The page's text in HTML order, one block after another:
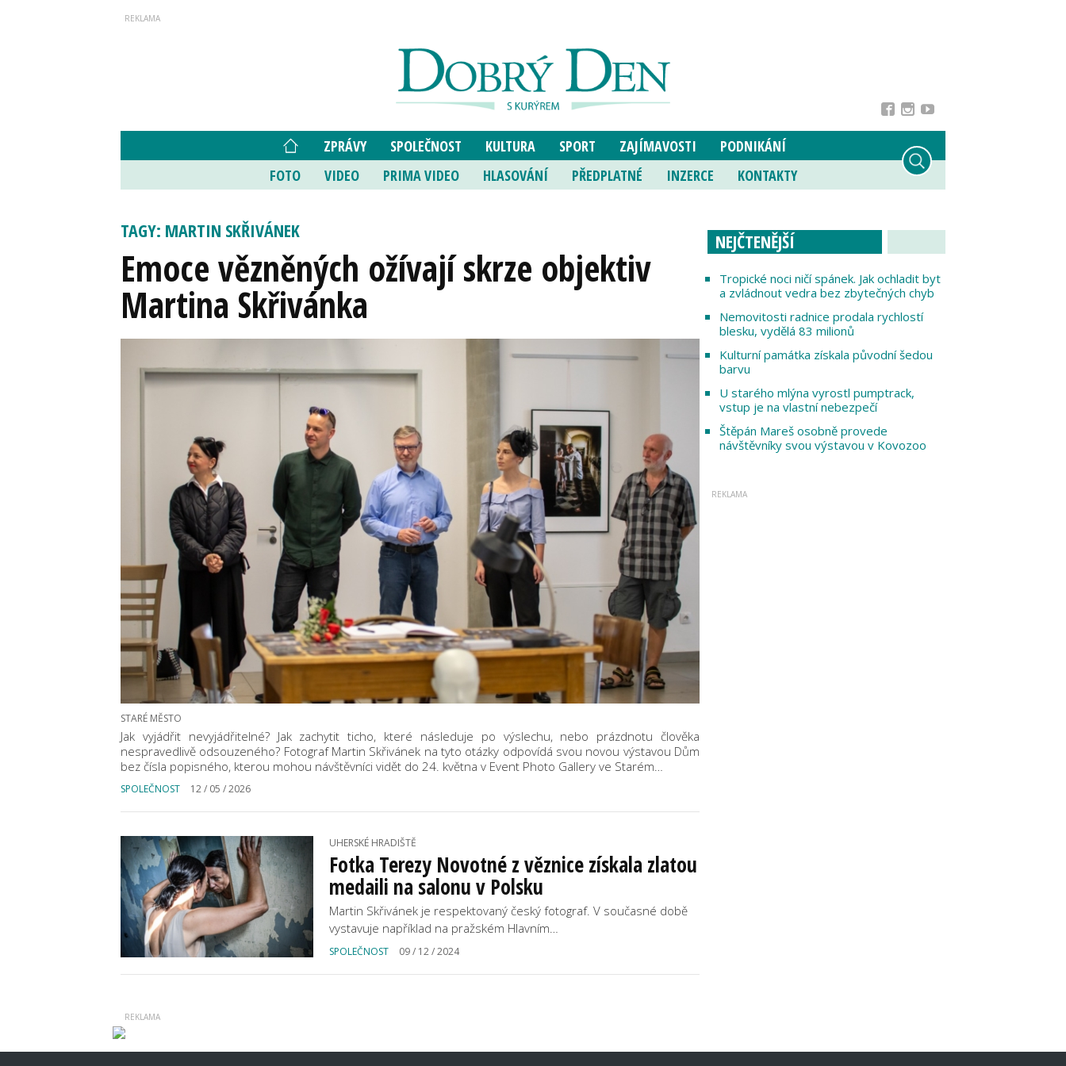
ZPRÁVY SPOLEČNOST KULTURA SPORT ZAJÍMAVOSTI
PODNIKÁNÍ
FOTO
VIDEO PRIMA VIDEO HLASOVÁNÍ PŘEDPLATNÉ INZERCE KONTAKTY
TAGY: MARTIN SKŘIVÁNEK
Emoce vězněných ožívají skrze objektiv
Martina Skřivánka
STARÉ MĚSTO
Jak vyjádřit nevyjádřitelné? Jak zachytit ticho, které následuje po výslechu, nebo prázdnotu člověka
nespravedlivě odsouzeného? Fotograf Martin Skřivánek na tyto otázky odpovídá svou novou výstavou Dům
bez čísla popisného, kterou mohou návštěvníci vidět do 24. května v Event Photo Gallery ve Starém…
SPOLEČNOST 12 / 05 / 2026
UHERSKÉ HRADIŠTĚ
Fotka Terezy Novotné z věznice získala zlatou
medaili na salonu v Polsku
Martin Skřivánek je respektovaný český fotograf. V současné době
vystavuje například na pražském Hlavním…
SPOLEČNOST 09 / 12 / 2024
NEJČTENĚJŠÍ
Tropické noci ničí spánek. Jak ochladit byt
a zvládnout vedra bez zbytečných chyb
Nemovitosti radnice prodala rychlostí
blesku, vydělá 83 milionů
Kulturní památka získala původní šedou
barvu
U starého mlýna vyrostl pumptrack,
vstup je na vlastní nebezpečí
Štěpán Mareš osobně provede
návštěvníky svou výstavou v Kovozoo